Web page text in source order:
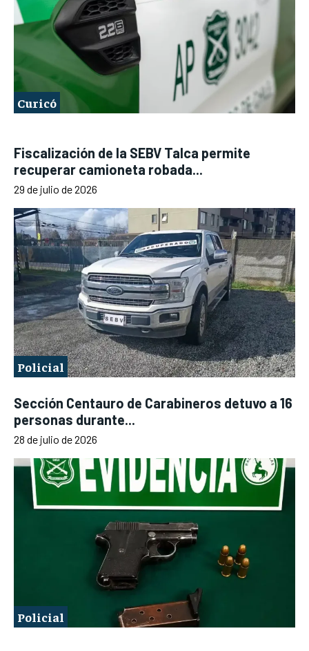
Curicó
Fiscalización de la SEBV Talca permite
recuperar camioneta robada...
29 de julio de 2026
Policial
Sección Centauro de Carabineros detuvo a 16
personas durante...
28 de julio de 2026
Policial